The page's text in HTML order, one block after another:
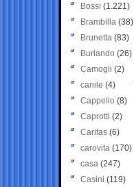
Bossi (1.221)
Brambilla (38)
Brunetta (83)
Burlando (26)
Camogli (2)
canile (4)
Cappello (8)
Caprotti (2)
Caritas (6)
carovita (170)
casa (247)
Casini (119)